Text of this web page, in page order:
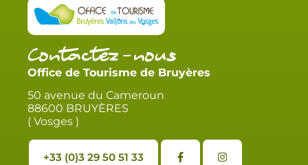
Contactez-nous
Office de Tourisme de Bruyères
50 avenue du Cameroun
88600 BRUYÈRES
( Vosges )
+33 (0)3 29 50 51 33